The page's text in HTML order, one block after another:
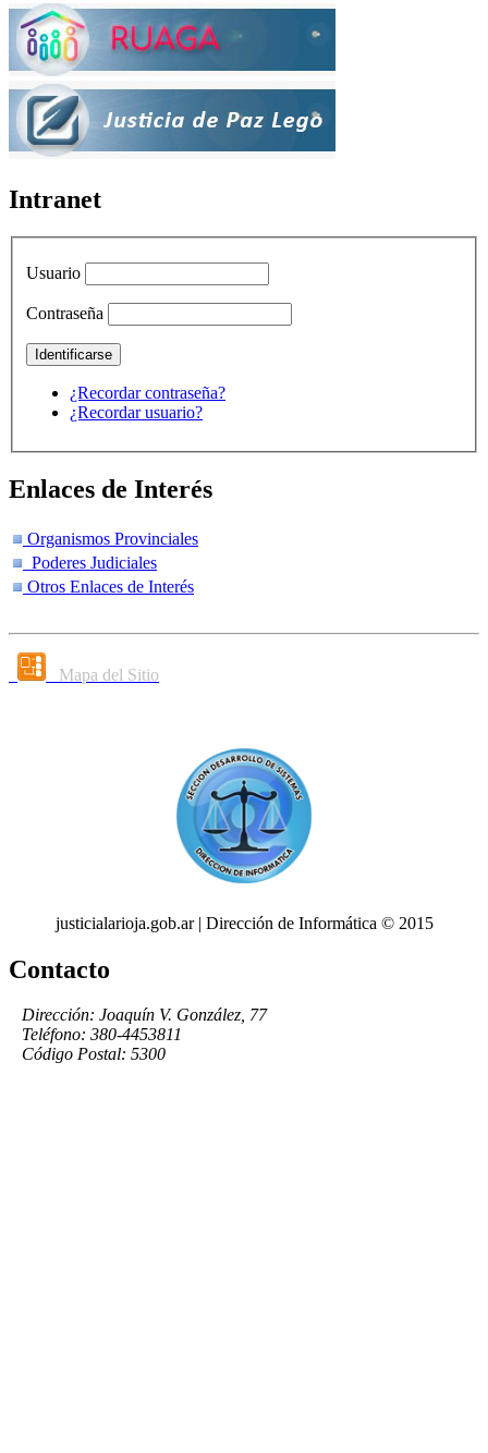
Intranet
Usuario
Contraseña
¿Recordar contraseña?
¿Recordar usuario?
Enlaces de Interés
Organismos Provinciales
Poderes Judiciales
Otros Enlaces de Interés
Mapa del Sitio
justicialarioja.gob.ar | Dirección de Informática © 2015
Contacto
Dirección: Joaquín V. González, 77
Teléfono: 380-4453811
Código Postal: 5300